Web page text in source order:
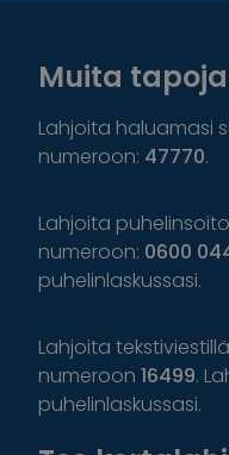
Muita
Lahjoita haluamasi
numeroon: 47770.
Lahjoita
numeroon: 0600
puhelinlaskussasi.
Lahjoita
numeroon 16499.
puhelinlaskussasi.